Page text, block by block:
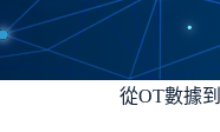
從OT數據